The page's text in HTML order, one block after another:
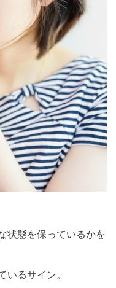
状態を保っているかを
いるサイン。